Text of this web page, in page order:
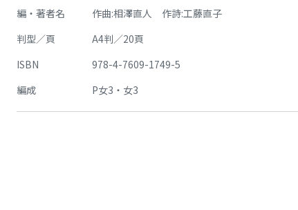
編・著者名
作曲:相澤直人 作詩:工藤直子
判型／頁
A4判／20頁
ISBN
978-4-7609-1749-5
編成
P女3・女3